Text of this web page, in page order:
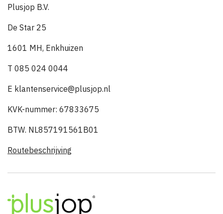
Plusjop B.V.
De Star 25
1601 MH, Enkhuizen
T 085 024 0044
E klantenservice@plusjop.nl
KVK-nummer: 67833675
BTW. NL857191561B01
Routebeschrijving